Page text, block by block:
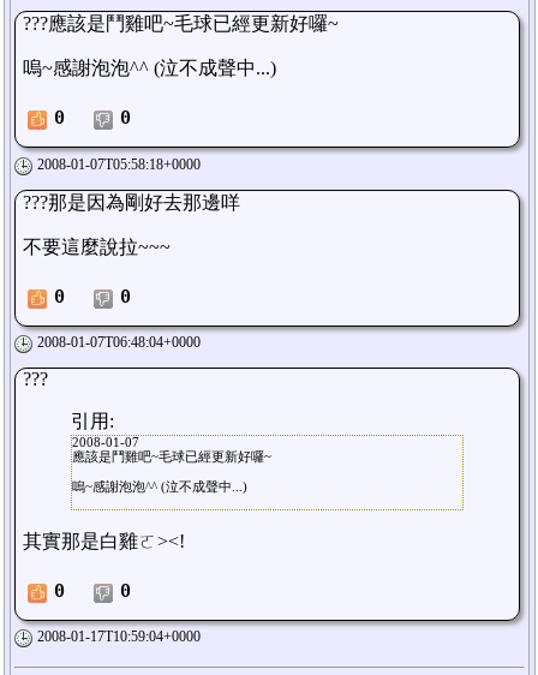
???應該是鬥雞吧~毛球已經更新好囉~
嗚~感謝泡泡^^ (泣不成聲中...)
0 0
2008-01-07T05:58:18+0000
???那是因為剛好去那邊咩
不要這麼說拉~~~
0 0
2008-01-07T06:48:04+0000
???
引用:
2008-01-07
應該是鬥雞吧~毛球已經更新好囉~
嗚~感謝泡泡^^ (泣不成聲中...)
其實那是白雞ㄛ><!
0 0
2008-01-17T10:59:04+0000